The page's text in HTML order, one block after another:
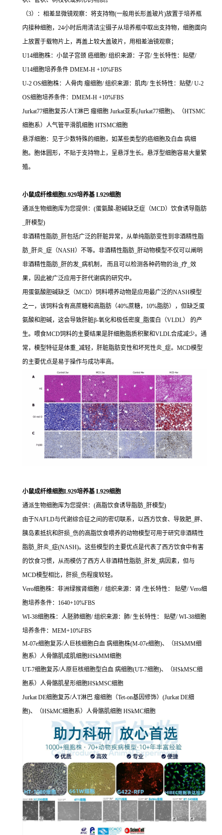
（3）：相差显微镜观察：将支持物(一般用长形盖玻片)放置于培养瓶
内接种细胞，24小时后用清洁尘镊子从培养瓶中取出支持物，细胞面向
上放置于载物片上，再盖上较大盖玻片，用相差油镜观察；
U14细胞株：小鼠子宫颈 癌细胞/ 组织来源：子宫/ 生长特性：贴壁/
U14细胞培养条件 DMEM-H +10%FBS
U-2 OS细胞株：人骨肉 瘤细胞/ 组织来源：肌肉/ 生长特性：贴壁/ U-2
OS细胞培养条件：DMEM-H +10%FBS
Jurkat77细胞复苏/人T淋巴 瘤细胞 Jurkat亚系(Jurkat77细胞)、（HTSMC
细胞系）人气管平滑肌细胞 HTSMC细胞
悬浮细胞：见于少数特殊的细胞，如某些类型的癌细胞及白血 病细
胞。胞体圆形，不贴于支持物上，呈悬浮生长。悬浮型细胞容易大量繁
殖。
小鼠成纤维细胞L929培养基 L929细胞
通派生物细胞库为您提供：(蛋氨酸-胆碱缺乏症（MCD）饮食诱导脂肪
_肝模型)
非酒精性脂肪_肝包括广泛的肝脏异常，从单纯脂肪变性到非酒精性脂
肪_肝炎_症（NASH）不等。非酒精性脂肪_肝动物模型不仅可以阐明
非酒精性脂肪_肝的发_病机制， 而且可以检测各种药物的治_疗_效
果，因此被广泛应用于肝代谢病的研究中。
用蛋氨酸胆碱缺乏（MCD）饲料喂养动物是应用最广泛的NASH模型
之一，该饲料含有高蔗糖和高脂肪（40%蔗糖，10%脂肪），但缺乏蛋
氨酸和胆碱，这会导致肝脏β-氧化和极低密度_脂蛋白（VLDL） 的产
生。喂食MCD饲料的主要结果是肝细胞脂质积聚和VLDL合成减少。通
常，模型特征是体重_减轻，肝脏脂肪变性和坏死性炎_症。MCD模型
的主要优点是易于操作与成功率高。
小鼠成纤维细胞L929培养基 L929细胞
通派生物细胞库为您提供：(高脂饮食诱导脂肪_肝模型)
由于NAFLD与代谢综合征之间的密切联系，以西方饮食、导致肥_胖、
胰岛素抵抗和肝损_伤的高脂饮食喂养的动物模型可用于研究非酒精性
脂肪_肝炎_症(NASH)。这些模型的主要优点是代表了西方饮食中有害
的饮食习惯，从而模仿了西方人非酒精性脂肪_肝发_病因素，但与
MCD模型相比，肝损_伤程度较轻。
Vero细胞株：非洲绿猴肾细胞 / 组织来源：肾 /生长特性： 贴壁/ Vero细
胞培养条件：1640+10%FBS
WI-38细胞株：人胚肺细胞/ 组织来源：肺/ 生长特性： 贴壁/ WI-38细胞
培养条件：MEM+10%FBS
M-07e细胞复苏/人巨核细胞白血 病细胞株(M-07e细胞)、（HSkMM细
胞系）人骨骼肌成肌细胞HSkMM细胞
UT-7细胞复苏/人原巨核细胞型白血 病细胞(UT-7细胞)、（HSkMSC细
胞系）人骨骼肌星形细胞HSkMSC细胞
Jurkat DE细胞复苏/人T淋巴 瘤细胞（Tet-on基因修饰）(Jurkat DE细
胞)、（HSkMC细胞系）人骨骼肌细胞 HSkMC细胞